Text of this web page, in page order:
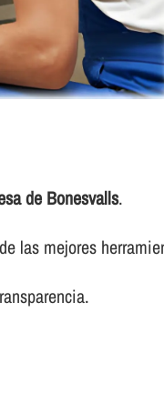
de Bonesvalls.
las mejores